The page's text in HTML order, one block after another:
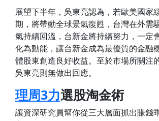
展望下半年，吳東亮認為，若歐美國家
期，將帶動全球景氣復甦，台灣在外需
氣持續回溫，台新金將持續努力，一定
化為動能，讓台新金成為最優質的金融
體股東創造良好收益。至於市場所關注
吳東亮則無做出回應。
理周3力選股淘金術
讓資深研究員幫你從三大層面抓出賺錢